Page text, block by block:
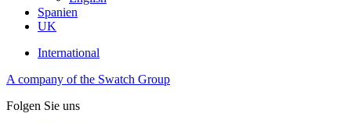
Spanien
UK
International
A company of the Swatch Group
Folgen Sie uns